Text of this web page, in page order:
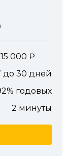
000
до 30 дней
годовых
2 минуты